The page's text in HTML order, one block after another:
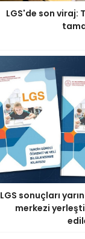
LGS'de son viraj:
LGS sonuçları
merkezi